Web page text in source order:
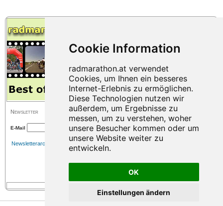
OK
Einstellungen ändern
Newsletter
E-Mail
Newsletterarchiv